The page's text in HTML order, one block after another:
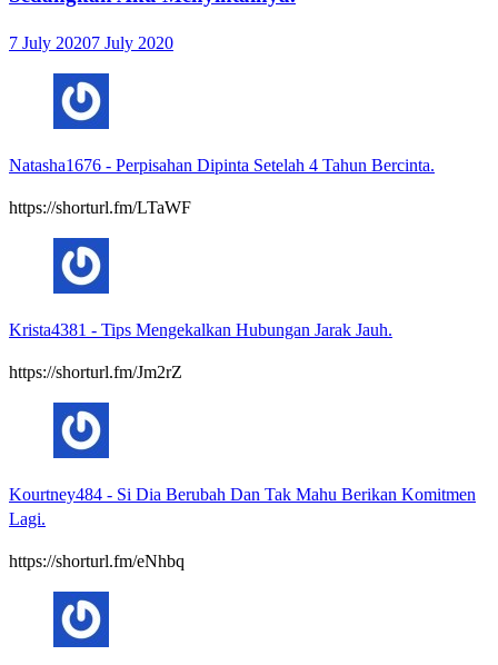
7 July 20207 July 2020
Natasha1676 - Perpisahan Dipinta Setelah 4 Tahun Bercinta.
https://shorturl.fm/LTaWF
Krista4381 - Tips Mengekalkan Hubungan Jarak Jauh.
https://shorturl.fm/Jm2rZ
Kourtney484 - Si Dia Berubah Dan Tak Mahu Berikan Komitmen
Lagi.
https://shorturl.fm/eNhbq